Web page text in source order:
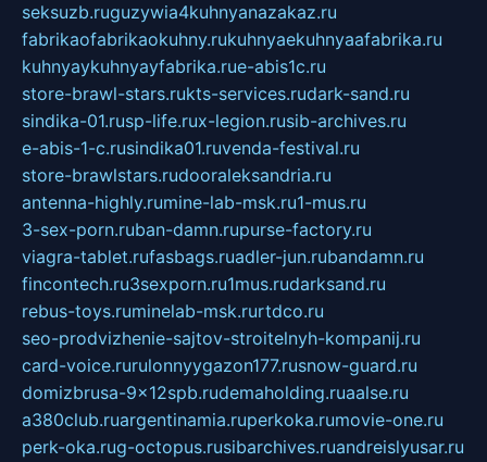
seksuzb.ruguzywia4kuhnyanazakaz.ru
fabrikaofabrikaokuhny.rukuhnyaekuhnyaafabrika.ru
kuhnyaykuhnyayfabrika.rue-abis1c.ru
store-brawl-stars.rukts-services.rudark-sand.ru
sindika-01.rusp-life.rux-legion.rusib-archives.ru
e-abis-1-c.rusindika01.ruvenda-festival.ru
store-brawlstars.rudooraleksandria.ru
antenna-highly.rumine-lab-msk.ru1-mus.ru
3-sex-porn.ruban-damn.rupurse-factory.ru
viagra-tablet.rufasbags.ruadler-jun.rubandamn.ru
fincontech.ru3sexporn.ru1mus.rudarksand.ru
rebus-toys.ruminelab-msk.rurtdco.ru
seo-prodvizhenie-sajtov-stroitelnyh-kompanij.ru
card-voice.rurulonnyygazon177.rusnow-guard.ru
domizbrusa-9x12spb.rudemaholding.ruaalse.ru
a380club.ruargentinamia.ruperkoka.rumovie-one.ru
perk-oka.rug-octopus.rusibarchives.ruandreislyusar.ru